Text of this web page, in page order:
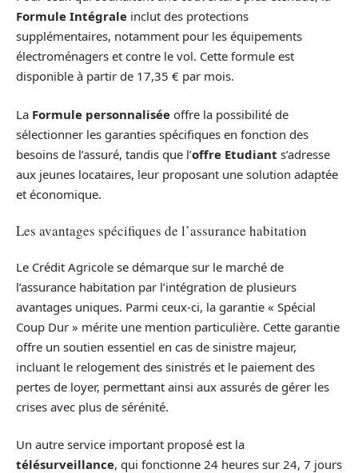
Formule Intégrale inclut des protections
supplémentaires, notamment pour les équipements
électroménagers et contre le vol. Cette formule est
disponible à partir de 17,35 € par mois.
La Formule personnalisée offre la possibilité de
sélectionner les garanties spécifiques en fonction des
besoins de l’assuré, tandis que l’offre Etudiant s’adresse
aux jeunes locataires, leur proposant une solution adaptée
et économique.
Les avantages spécifiques de l’assurance habitation
Le Crédit Agricole se démarque sur le marché de
l’assurance habitation par l’intégration de plusieurs
avantages uniques. Parmi ceux-ci, la garantie « Spécial
Coup Dur » mérite une mention particulière. Cette garantie
offre un soutien essentiel en cas de sinistre majeur,
incluant le relogement des sinistrés et le paiement des
pertes de loyer, permettant ainsi aux assurés de gérer les
crises avec plus de sérénité.
Un autre service important proposé est la
télésurveillance, qui fonctionne 24 heures sur 24, 7 jours